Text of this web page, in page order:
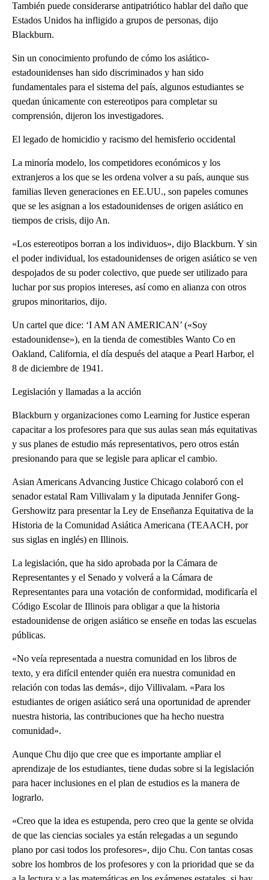
También puede considerarse antipatriótico hablar del daño que
Estados Unidos ha infligido a grupos de personas, dijo
Blackburn.
Sin un conocimiento profundo de cómo los asiático-
estadounidenses han sido discriminados y han sido
fundamentales para el sistema del país, algunos estudiantes se
quedan únicamente con estereotipos para completar su
comprensión, dijeron los investigadores.
El legado de homicidio y racismo del hemisferio occidental
La minoría modelo, los competidores económicos y los
extranjeros a los que se les ordena volver a su país, aunque sus
familias lleven generaciones en EE.UU., son papeles comunes
que se les asignan a los estadounidenses de origen asiático en
tiempos de crisis, dijo An.
«Los estereotipos borran a los individuos», dijo Blackburn. Y sin
el poder individual, los estadounidenses de origen asiático se ven
despojados de su poder colectivo, que puede ser utilizado para
luchar por sus propios intereses, así como en alianza con otros
grupos minoritarios, dijo.
Un cartel que dice: ‘I AM AN AMERICAN’ («Soy
estadounidense»), en la tienda de comestibles Wanto Co en
Oakland, California, el día después del ataque a Pearl Harbor, el
8 de diciembre de 1941.
Legislación y llamadas a la acción
Blackburn y organizaciones como Learning for Justice esperan
capacitar a los profesores para que sus aulas sean más equitativas
y sus planes de estudio más representativos, pero otros están
presionando para que se legisle para aplicar el cambio.
Asian Americans Advancing Justice Chicago colaboró con el
senador estatal Ram Villivalam y la diputada Jennifer Gong-
Gershowitz para presentar la Ley de Enseñanza Equitativa de la
Historia de la Comunidad Asiática Americana (TEAACH, por
sus siglas en inglés) en Illinois.
La legislación, que ha sido aprobada por la Cámara de
Representantes y el Senado y volverá a la Cámara de
Representantes para una votación de conformidad, modificaría el
Código Escolar de Illinois para obligar a que la historia
estadounidense de origen asiático se enseñe en todas las escuelas
públicas.
«No veía representada a nuestra comunidad en los libros de
texto, y era difícil entender quién era nuestra comunidad en
relación con todas las demás», dijo Villivalam. «Para los
estudiantes de origen asiático será una oportunidad de aprender
nuestra historia, las contribuciones que ha hecho nuestra
comunidad».
Aunque Chu dijo que cree que es importante ampliar el
aprendizaje de los estudiantes, tiene dudas sobre si la legislación
para hacer inclusiones en el plan de estudios es la manera de
lograrlo.
«Creo que la idea es estupenda, pero creo que la gente se olvida
de que las ciencias sociales ya están relegadas a un segundo
plano por casi todos los profesores», dijo Chu. Con tantas cosas
sobre los hombros de los profesores y con la prioridad que se da